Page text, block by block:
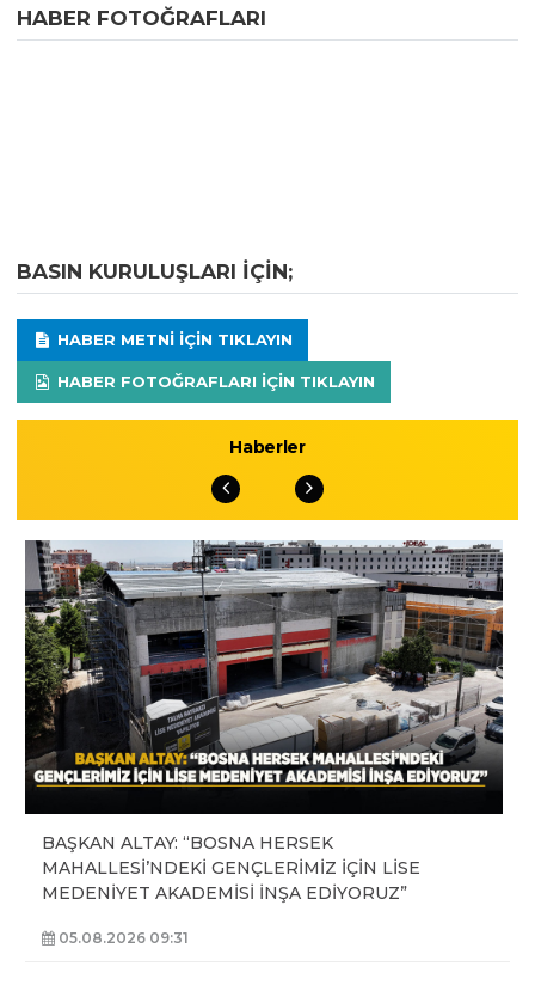
HABER FOTOĞRAFLARI
BASIN KURULUŞLARI IÇIN;
HABER METNI IÇIN TIKLAYIN
HABER FOTOĞRAFLARI IÇIN TIKLAYIN
Haberler
BAŞKAN ALTAY: “BOSNA HERSEK
MAHALLESİ’NDEKİ GENÇLERİMİZ İÇİN LİSE
MEDENİYET AKADEMİSİ İNŞA EDİYORUZ”
05.08.2026 09:31